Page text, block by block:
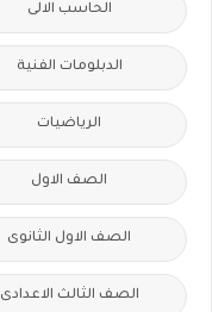
الحاسب الالى
الدبلومات الفنية
الرياضيات
الصف الاول
الصف الاول الثانوى
الصف الثالث الاعدادى